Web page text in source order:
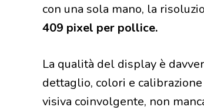
con una sola mano, la
409 pixel per pollice.
La qualità del display è
dettaglio, colori e
visiva coinvolgente, non